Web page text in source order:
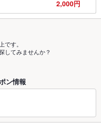
2,000円
です。
してみませんか？
ン情報